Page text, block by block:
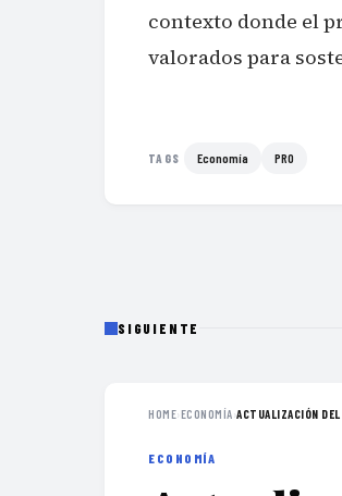
contexto donde el
valorados para
TAGS Economía PRO
SIGUIENTE
HOME›ECONOMÍA›ACTUALIZACIÓN
ECONOMÍA